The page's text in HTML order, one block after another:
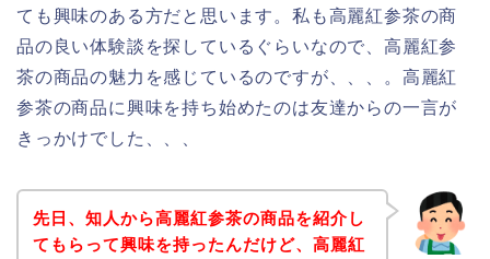
ても興味のある方だと思います。私も高麗紅参茶の商
品の良い体験談を探しているぐらいなので、高麗紅参
茶の商品の魅力を感じているのですが、、、。高麗紅
参茶の商品に興味を持ち始めたのは友達からの一言が
きっかけでした、、、
先日、知人から高麗紅参茶の商品を紹介し
てもらって興味を持ったんだけど、高麗紅